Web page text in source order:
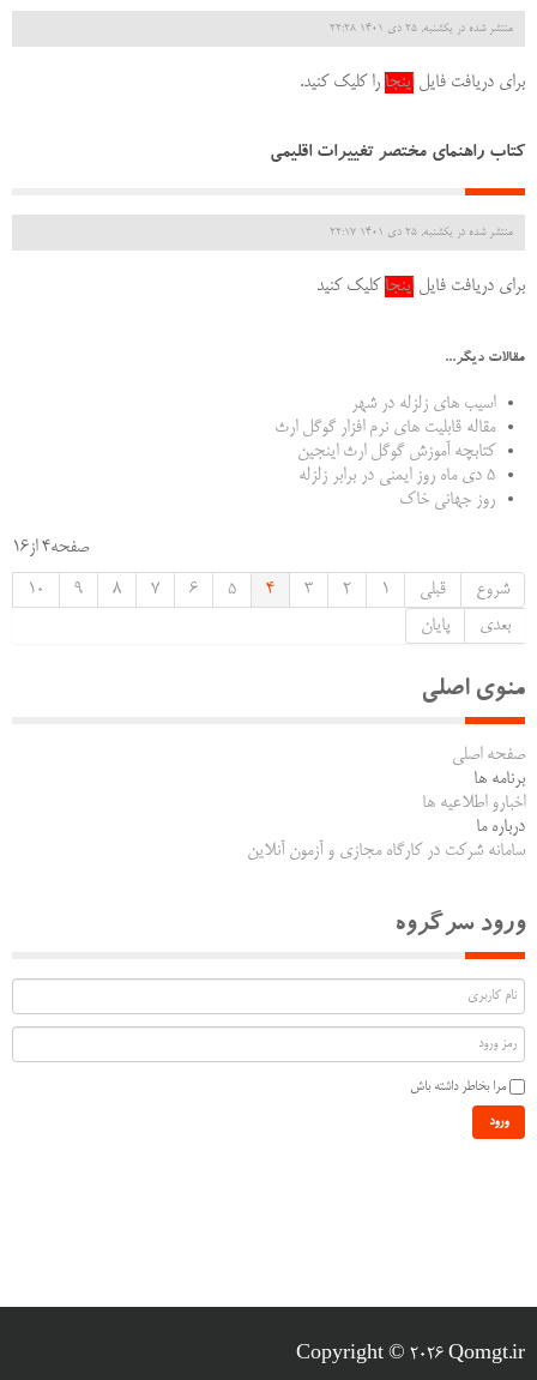
منتشر شده در یکشنبه, 25 دی 1401 22:28
برای دریافت فایلاینجا را کلیک کنید.
کتاب راهنمای مختصر تغییرات اقلیمی
منتشر شده در یکشنبه, 25 دی 1401 22:17
برای دریافت فایلاینجا کلیک کنید
مقالات دیگر...
اسیب های زلزله در شهر
مقاله قابلیت های نرم افزار گوگل ارث
کتابچه آموزش گوگل ارث اینجین
5 دی ماه روز ایمنی در برابر زلزله
روز جهانی خاک
صفحه4 از16
شروع
قبلی 1
2
3
4
5
6
7
8
9
10
بعدی
پایان
منوی اصلی
صفحه اصلی
برنامه ها
اخبارو اطلاعیه ها
درباره ما
سامانه شرکت در کارگاه مجازی و آزمون آنلاین
ورود سرگروه
مرا بخاطر داشته باش
ورود
Copyright © 2026 Qomgt.ir